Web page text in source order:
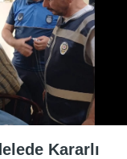
Kararlı